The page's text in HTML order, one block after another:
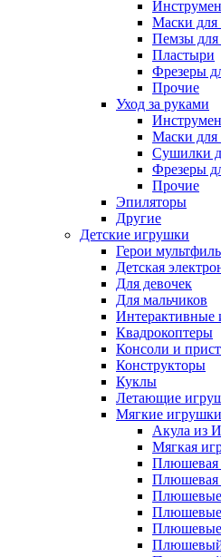
Маски для
Пемзы для
Пластыри
Фрезеры
Прочие
Уход за руками
Маски для
Сушилки
Фрезеры
Прочие
Эпиляторы
Другие
Детские игрушки
Герои
Детская
Для девочек
Для мальчиков
Интерактивные
Квадрокоптеры
Консоли и
Конструкторы
Куклы
Летающие
Мягкие игрушки
Акула из
Мягкая
Плюшевая
Плюшевая
Плюшевые
Плюшевый